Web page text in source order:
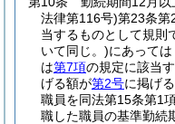
法律第116号)第23条第
当するものとして規則
いて同じ。)にあって
は第7項の規定に該当
げる額が第2号に掲げ
職員を同法第15条第1
職した職員の基準勤続